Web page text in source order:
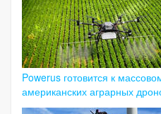
Powerus готовится к
американских аграрных